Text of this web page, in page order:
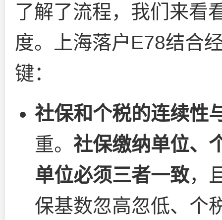
了解了流程，我们来看
度。上海落户E78结合
键：
社保和个税的连续性
重。 社保缴纳单位、
单位必须三者一致，
保基数忽高忽低、个